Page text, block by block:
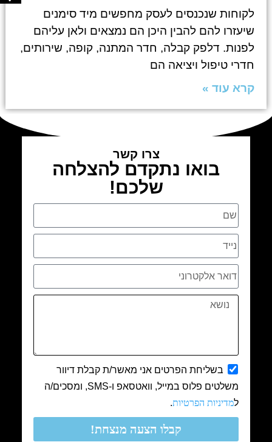
לקוחות שנכנסים לעסק מחפשים מיד סימנים
שיעזרו להם להבין היכן הם נמצאים ולאן עליהם
לפנות. דלפק קבלה, חדר המתנה, קופה, שירותים,
חדרי טיפול ויציאה הם
קרא עוד »
צרו קשר
בואו נתקדם להצלחה
שלכם!
בשליחת הפרטים אני מאשר/ת קבלת דיוור
משלטים פלוס במייל, וואטסאפ ו-SMS, ומסכים/ה
למדיניות הפרטיות.
קבלו הצעה מנצחת!